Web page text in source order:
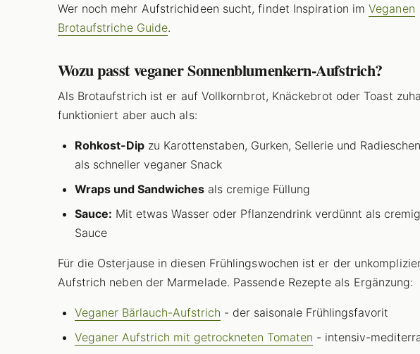
Wer noch mehr Aufstrichideen sucht, findet Inspiration imVeganen
Brotaufstriche Guide.
Wozu passt veganer Sonnenblumenkern-Aufstrich?
Als Brotaufstrich ist er auf Vollkornbrot, Knäckebrot oder Toast
funktioniert aber auch als:
Rohkost-Dipzu Karottenstaben, Gurken, Sellerie und
als schneller veganer Snack
Wraps und Sandwichesals cremige Füllung
Sauce: Mit etwas Wasser oder Pflanzendrink verdünnt als
Sauce
Für die Osterjause in diesen Frühlingswochen ist er der
Aufstrich neben der Marmelade. Passende Rezepte als Ergänzung:
Veganer Bärlauch-Aufstrich - der saisonale Frühlingsfavorit
Veganer Aufstrich mit getrockneten Tomaten - intensiv-